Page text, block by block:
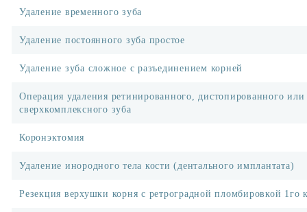
Удаление временного зуба
Удаление постоянного зуба простое
Удаление зуба сложное с разъединением корней
Операция удаления ретинированного, дистопированного или
сверхкомплексного зуба
Коронэктомия
Удаление инородного тела кости (дентального имплантата)
Резекция верхушки корня с ретроградной пломбировкой 1го